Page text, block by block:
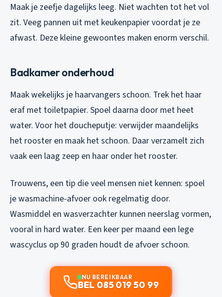
Maak je zeefje dagelijks leeg. Niet wachten tot het vol
zit. Veeg pannen uit met keukenpapier voordat je ze
afwast. Deze kleine gewoontes maken enorm verschil.
Badkamer onderhoud
Maak wekelijks je haarvangers schoon. Trek het haar
eraf met toiletpapier. Spoel daarna door met heet
water. Voor het doucheputje: verwijder maandelijks
het rooster en maak het schoon. Daar verzamelt zich
vaak een laag zeep en haar onder het rooster.
Trouwens, een tip die veel mensen niet kennen: spoel
je wasmachine-afvoer ook regelmatig door.
Wasmiddel en wasverzachter kunnen neerslag vormen,
vooral in hard water. Een keer per maand een lege
wascyclus op 90 graden houdt de afvoer schoon.
NU BEREIKBAAR
BEL 085 019 50 99